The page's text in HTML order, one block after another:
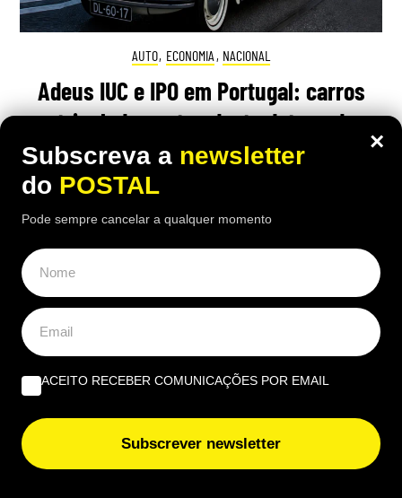
AUTO, ECONOMIA , NACIONAL
Adeus IUC e IPO em Portugal: carros
matriculados antes desta data podem
ficar isentos se cumprirem estes
requisitos
16:40 7 Agosto, 2026|Rubén Gonçalves
Alguns carros matriculados há mais de 30 anos
podem beneficiar de isenção de IUC e de IPO em
Portugal, mas a idade, por si só, não chega
ÚLTIMAS NOTÍCIAS
Lixo espalhado e falta de pontos expõem problemas do
Volta no Algarve e no interior
×
Subscreva a newsletter
do POSTAL
Pode sempre cancelar a qualquer momento
ACEITO RECEBER COMUNICAÇÕES POR EMAIL
Subscrever newsletter